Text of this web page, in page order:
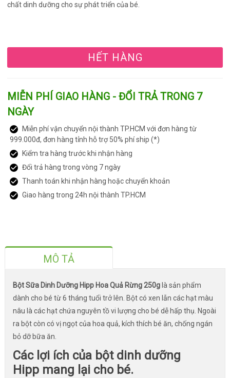
chất dinh dưỡng cho sự phát triển của bé.
HẾT HÀNG
MIỄN PHÍ GIAO HÀNG - ĐỔI TRẢ TRONG 7
NGÀY
Miễn phí vận chuyển nội thành TP.HCM với đơn hàng từ
999.000đ, đơn hàng tỉnh hỗ trợ 50% phí ship (*)
Kiểm tra hàng trước khi nhận hàng
Đổi trả hàng trong vòng 7 ngày
Thanh toán khi nhận hàng hoặc chuyển khoản
Giao hàng trong 24h nội thành TP.HCM
MÔ TẢ
Bột Sữa Dinh Dưỡng Hipp Hoa Quả Rừng 250glà sản phẩm
dành cho bé từ 6 tháng tuổi trở lên. Bột có xen lẫn các hạt màu
nâu là các hạt chứa nguyên tồ vi lượng cho bé dễ hấp thụ. Ngoài
ra bột còn có vị ngọt của hoa quả, kích thích bé ăn, chống ngán
bỏ dỡ bữa ăn.
Các lợi ích của bột dinh dưỡng
Hipp mang lại cho bé.